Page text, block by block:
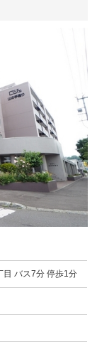
目 バス7分 停歩1分